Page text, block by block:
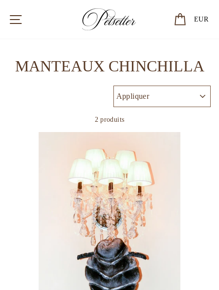
contenu
PANIER
EUR
MANTEAUX CHINCHILLA
2 produits